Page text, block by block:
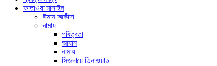
ফাতাওয়া মাসাইল
ঈমান আকীদা
নামায
পবিত্রতা
আযান
নামায
সিজদায়ে তিলাওয়াত